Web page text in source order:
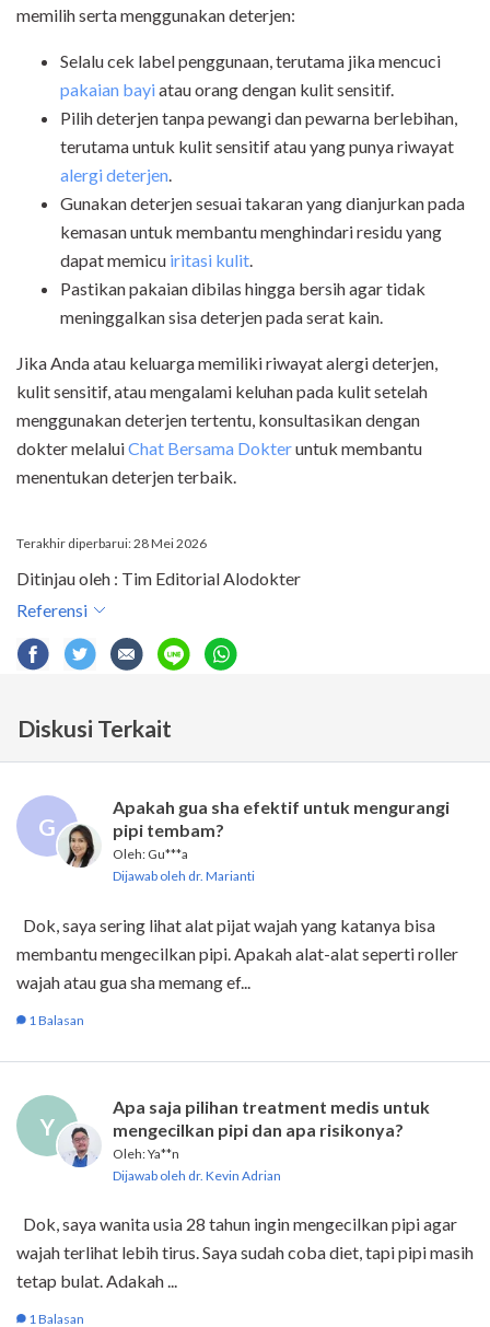
memilih serta menggunakan deterjen:
Selalu cek label penggunaan, terutama jika mencuci
pakaian bayiatau orang dengan kulit sensitif.
Pilih deterjen tanpa pewangi dan pewarna berlebihan,
terutama untuk kulit sensitif atau yang punya riwayat
alergi deterjen.
Gunakan deterjen sesuai takaran yang dianjurkan pada
kemasan untuk membantu menghindari residu yang
dapat memicu iritasi kulit.
Pastikan pakaian dibilas hingga bersih agar tidak
meninggalkan sisa deterjen pada serat kain.
Jika Anda atau keluarga memiliki riwayat alergi deterjen,
kulit sensitif, atau mengalami keluhan pada kulit setelah
menggunakan deterjen tertentu, konsultasikan dengan
dokter melaluiChat Bersama Dokteruntuk membantu
menentukandeterjen terbaik.
Terakhir diperbarui: 28 Mei 2026